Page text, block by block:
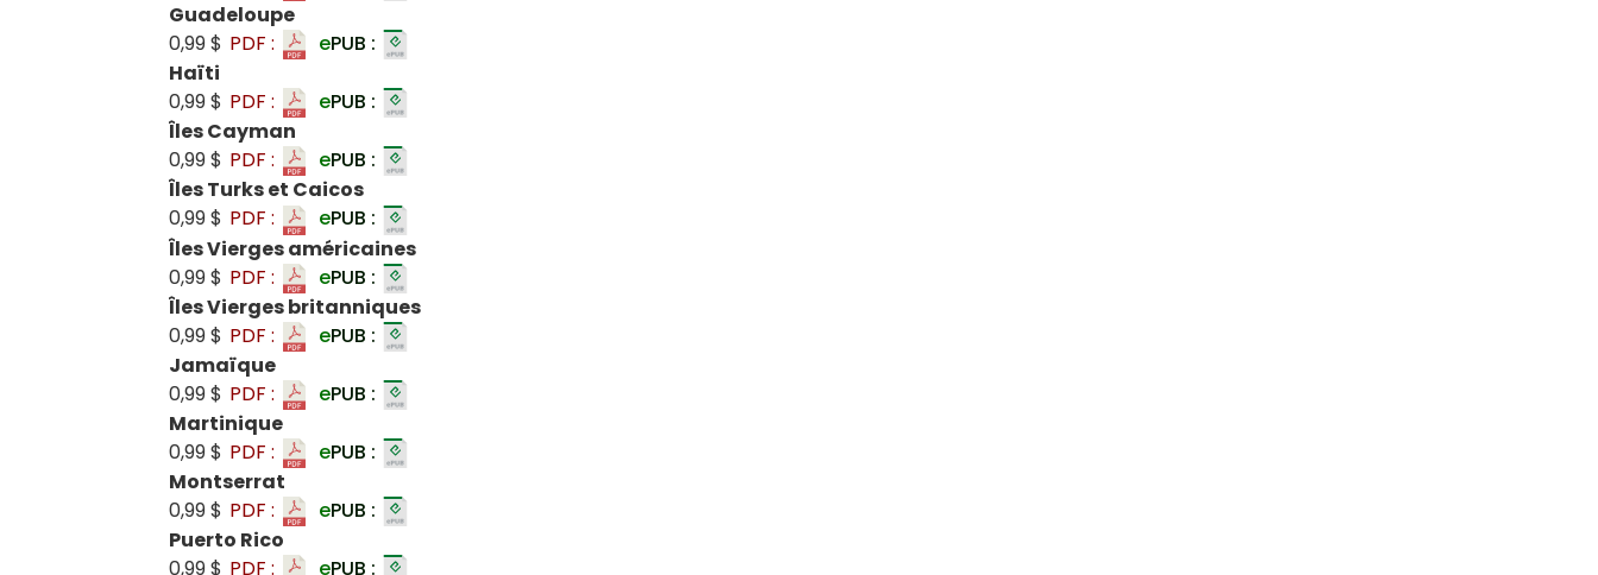
Guadeloupe
0,99 $ PDF : ePUB :
Haïti
0,99 $ PDF : ePUB :
Îles Cayman
0,99 $ PDF : ePUB :
Îles Turks et Caicos
0,99 $ PDF : ePUB :
Îles Vierges américaines
0,99 $ PDF : ePUB :
Îles Vierges britanniques
0,99 $ PDF : ePUB :
Jamaïque
0,99 $ PDF : ePUB :
Martinique
0,99 $ PDF : ePUB :
Montserrat
0,99 $ PDF : ePUB :
Puerto Rico
0,99 $ PDF : ePUB :